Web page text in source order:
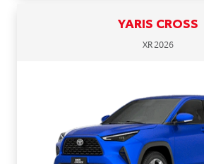
YARIS CROSS
XR 2026